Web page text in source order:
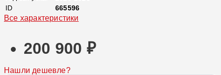
ID
665596
Все характеристики
200 900 ₽
Нашли дешевле?